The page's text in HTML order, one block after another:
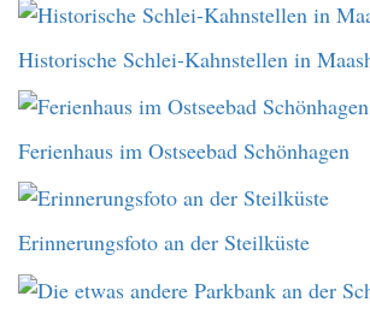
Historische Schlei-Kahnstellen in
Ferienhaus im Ostseebad Schönhagen
Erinnerungsfoto an der Steilküste